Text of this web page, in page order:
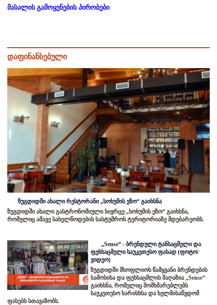
მასალის გამოყენების პირობები
დაფინანსებული
ზუგდიდში ახალი რესტორანი „სოხუმის ეზო“ გაიხსნა
ზუგდიდში ახალი გასტრონომიული სივრცე „სოხუმის ეზო“ გაიხსნა,
რომელიც ამავე სახელწოდების სასტუმროს ტერიტორიაზე მდებარეობს.
„Sense“ - ბრენდული ტანსაცმელი და
ფეხსაცმელი საუკეთესო ფასად (ფოტო/
ვიდეო)
ზუგდიდში მსოფლიოს წამყვანი ბრენდების
სამოსისა და ფეხსაცმლის მაღაზია „Sense“
გაიხსნა, რომელიც მომხმარებლებს
საუკეთესო ხარისხსა და ხელმისაწვდომ
ფასებს სთავაზობს.